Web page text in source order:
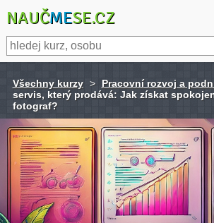
NAUČMESE.CZ
Všechny kurzy > Pracovní rozvoj a
servis, který prodává: Jak získat
fotograf?